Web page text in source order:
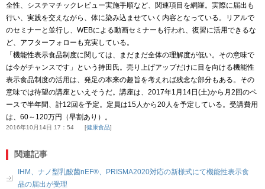
全性、システマチックレビュー実施手順など、関連項目を網羅。実際に届出も
行い、実践を交えながら、体に染み込ませていく内容となっている。リアルで
のセミナーと並行し、WEBによる動画セミナーも行われ、復習に活用できるな
ど、アフターフォローも充実している。
「機能性表示食品制度に関しては、まだまだ全体の理解度が低い。その意味で
は今がチャンスです」という持田氏。売り上げアップだけに目を向ける機能性
表示食品制度の活用は、発足の本来の趣旨を考えれば残念な部分もある。その
意味では待望の講座といえそうだ。講座は、2017年1月14日(土)から月2回のペ
ースで半年間、計12回を予定。定員は15人から20人を予定している。受講費用
は、60～120万円（早割あり）。
2016年10月14日 17：54 健康食品
関連記事
IHM、ナノ型乳酸菌nEF®、PRISMA2020対応の新様式にて機能性表示食
品の届出が受理